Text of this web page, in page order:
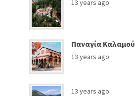
13 years ago
Παναγία Καλαμού
13 years ago
13 years ago